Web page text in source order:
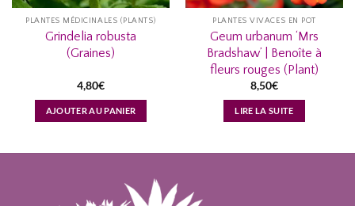
PLANTES MÉDICINALES (PLANTS)
Grindelia robusta
(Graines)
4,80€
AJOUTER AU PANIER
PLANTES VIVACES EN POT
Geum urbanum ‘Mrs
Bradshaw’ | Benoîte à
fleurs rouges (Plant)
8,50€
LIRE LA SUITE